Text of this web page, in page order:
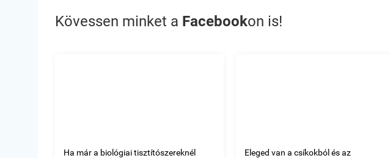
Kövessen minket a Facebookon is!
Ha már a biológiai tisztítószereknél
Eleged van a csíkokból és az